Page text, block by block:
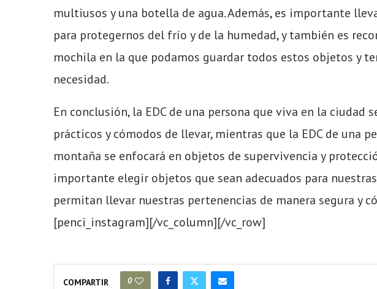
multiusos y una botella de agua. Además, es importante
para protegernos del frío y de la humedad, y también es
mochila en la que podamos guardar todos estos objetos y
necesidad.
En conclusión, la EDC de una persona que viva en la ciudad
prácticos y cómodos de llevar, mientras que la EDC de una
montaña se enfocará en objetos de supervivencia y
importante elegir objetos que sean adecuados para
permitan llevar nuestras pertenencias de manera segura y
[penci_instagram][/vc_column][/vc_row]
COMPARTIR 0